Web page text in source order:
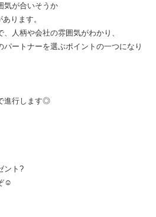
気が合いそうか
ります。
人柄や会社の雰囲気がわかり、
ートナーを選ぶポイントの一つになり
進行します◎
ント?
☺︎